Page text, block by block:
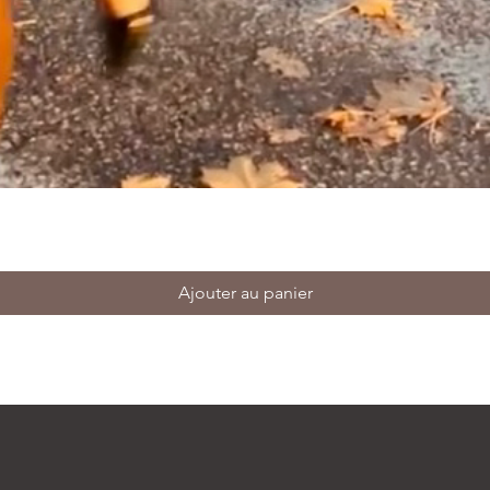
Ajouter au panier